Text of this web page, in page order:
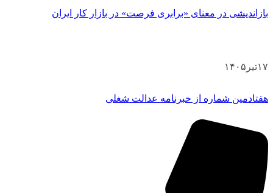
بازاندیشی در معنای «برابری فرصت» در بازار کار ایران
۱۷تیر ۱۴۰۵
هفتادمین شماره از خبرنامه عدالت شغلی